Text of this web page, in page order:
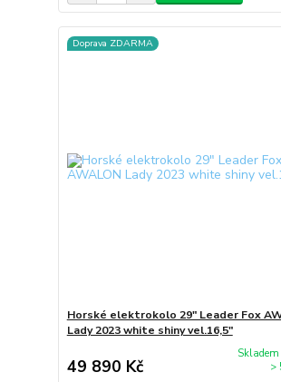
Doprava ZDARMA
Horské elektrokolo 29" Leader Fox
Lady 2023 white shiny vel.16,5"
49 890 Kč
>